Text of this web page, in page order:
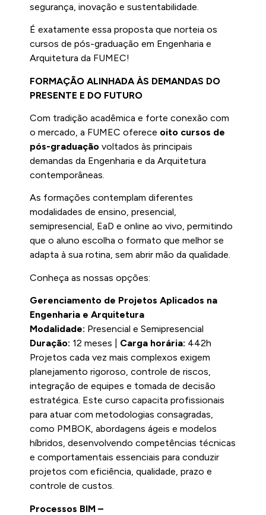
segurança, inovação e sustentabilidade.
É exatamente essa proposta que norteia os
cursos de pós-graduação em Engenharia e
Arquitetura da FUMEC!
FORMAÇÃO ALINHADA ÀS DEMANDAS DO
PRESENTE E DO FUTURO
Com tradição acadêmica e forte conexão com
o mercado, a FUMEC oferece oito cursos de
pós-graduação voltados às principais
demandas da Engenharia e da Arquitetura
contemporâneas.
As formações contemplam diferentes
modalidades de ensino, presencial,
semipresencial, EaD e online ao vivo, permitindo
que o aluno escolha o formato que melhor se
adapta à sua rotina, sem abrir mão da qualidade.
Conheça as nossas opções:
Gerenciamento de Projetos Aplicados na
Engenharia e Arquitetura
Modalidade: Presencial e Semipresencial
Duração: 12 meses | Carga horária: 442h
Projetos cada vez mais complexos exigem
planejamento rigoroso, controle de riscos,
integração de equipes e tomada de decisão
estratégica. Este curso capacita profissionais
para atuar com metodologias consagradas,
como PMBOK, abordagens ágeis e modelos
híbridos, desenvolvendo competências técnicas
e comportamentais essenciais para conduzir
projetos com eficiência, qualidade, prazo e
controle de custos.
Processos BIM –